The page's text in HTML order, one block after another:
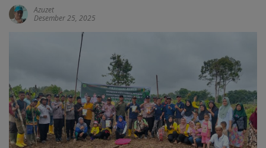
Azuzet
Desember 25, 2025